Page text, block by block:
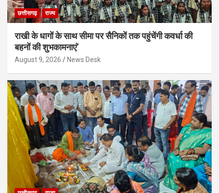
छत्तीसगढ़ राज्य
राखी के धागों के साथ सीमा पर सैनिकों तक पहुंचेंगी कवर्धा की
बहनों की शुभकामनाएं’
August 9, 2026 News Desk